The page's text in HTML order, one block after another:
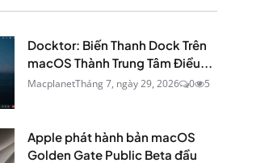
Docktor: Biến Thanh Dock Trên
macOS Thành Trung Tâm Điều...
MacplanetTháng 7, ngày 29, 2026 0 5
Apple phát hành bản macOS
Golden Gate Public Beta đầu